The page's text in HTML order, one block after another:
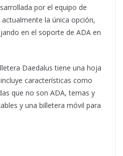
por el equipo de
actualmente la única opción,
en el soporte de ADA en
Daedalus tiene una hoja
características como
que no son ADA, temas y
y una billetera móvil para